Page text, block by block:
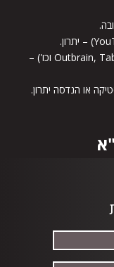
ניסיון עם פלטפורמות PPC נוספות (Outbrain, Taboola וכו') –
או הנדסה יתרון.